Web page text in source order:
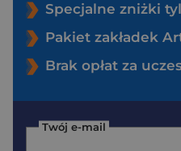
Specjalne zniżki
Pakiet zakładek
Brak opłat za
Twój e-mail